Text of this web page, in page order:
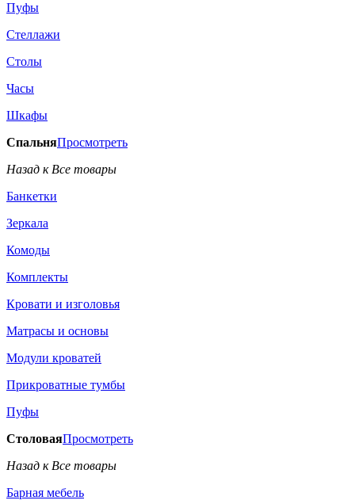
Пуфы
Стеллажи
Столы
Часы
Шкафы
СпальняПросмотреть
Назад к Все товары
Банкетки
Зеркала
Комоды
Комплекты
Кровати и изголовья
Матрасы и основы
Модули кроватей
Прикроватные тумбы
Пуфы
СтоловаяПросмотреть
Назад к Все товары
Барная мебель